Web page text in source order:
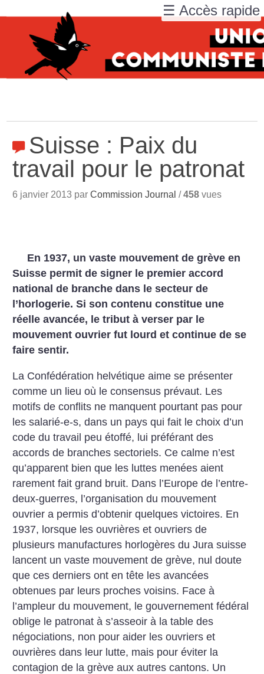
Suisse : Paix du
travail pour le patronat
6 janvier 2013 parCommission Journal /458 vues
En 1937, un vaste mouvement de grève en
Suisse permit de signer le premier accord
national de branche dans le secteur de
l’horlogerie. Si son contenu constitue une
réelle avancée, le tribut à verser par le
mouvement ouvrier fut lourd et continue de se
faire sentir.
La Confédération helvétique aime se présenter
comme un lieu où le consensus prévaut. Les
motifs de conflits ne manquent pourtant pas pour
les salarié-e-s, dans un pays qui fait le choix d’un
code du travail peu étoffé, lui préférant des
accords de branches sectoriels. Ce calme n’est
qu’apparent bien que les luttes menées aient
rarement fait grand bruit. Dans l’Europe de l’entre-
deux-guerres, l’organisation du mouvement
ouvrier a permis d’obtenir quelques victoires. En
1937, lorsque les ouvrières et ouvriers de
plusieurs manufactures horlogères du Jura suisse
lancent un vaste mouvement de grève, nul doute
que ces derniers ont en tête les avancées
obtenues par leurs proches voisins. Face à
l’ampleur du mouvement, le gouvernement fédéral
oblige le patronat à s’asseoir à la table des
négociations, non pour aider les ouvriers et
ouvrières dans leur lutte, mais pour éviter la
contagion de la grève aux autres cantons. Un
☰ Accès rapide